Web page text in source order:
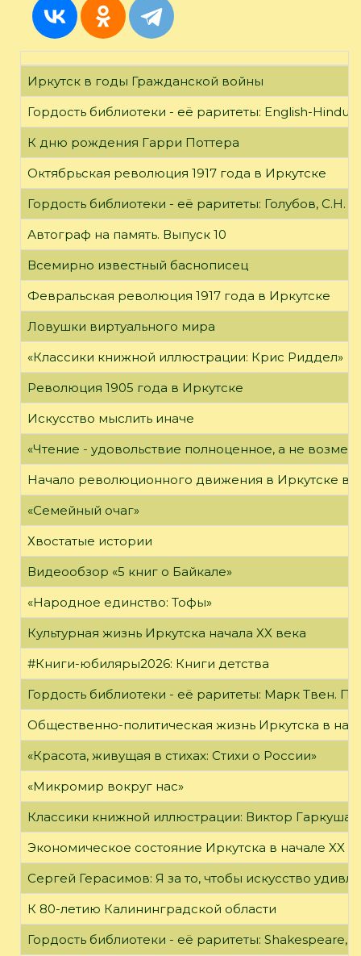
Иркутск в годы Гражданской войны
Гордость библиотеки - её раритеты: English-
К дню рождения Гарри Поттера
Октябрьская революция 1917 года в Иркутске
Гордость библиотеки - её раритеты: Голубов, С.Н.
Автограф на память. Выпуск 10
Всемирно известный баснописец
Февральская революция 1917 года в Иркутске
Ловушки виртуального мира
«Классики книжной иллюстрации: Крис Риддел»
Революция 1905 года в Иркутске
Искусство мыслить иначе
«Чтение - удовольствие полноценное, а не
Начало революционного движения в Иркутске в
«Семейный очаг»
Хвостатые истории
Видеообзор «5 книг о Байкале»
«Народное единство: Тофы»
Культурная жизнь Иркутска начала XX века
#Книги-юбиляры2026: Книги детства
Гордость библиотеки - её раритеты: Марк Твен.
Общественно-политическая жизнь Иркутска в
«Красота, живущая в стихах: Стихи о России»
«Микромир вокруг нас»
Классики книжной иллюстрации: Виктор Гаркуша
Экономическое состояние Иркутска в начале XX
Сергей Герасимов: Я за то, чтобы искусство
К 80-летию Калининградской области
Гордость библиотеки - её раритеты: Shakespeare,